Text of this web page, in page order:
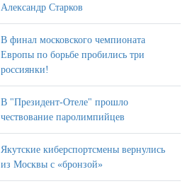
Александр Старков
В финал московского чемпионата
Европы по борьбе пробились три
россиянки!
В "Президент-Отеле" прошло
чествование паролимпийцев
Якутские киберспортсмены вернулись
из Москвы с «бронзой»